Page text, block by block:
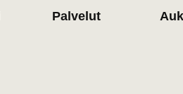
Palvelut